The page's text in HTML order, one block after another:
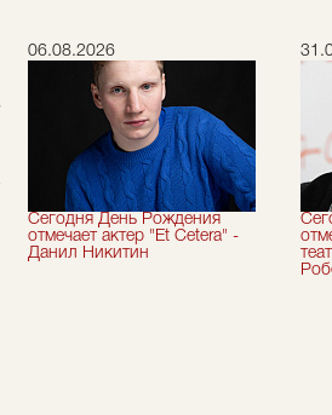
06.08.2026
Сегодня День Рождения
отмечает актер "Et Cetera" -
Данил Никитин